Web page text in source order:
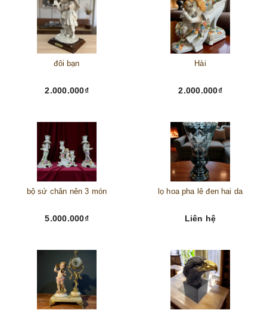
đôi bạn
2.000.000₫
Hài
2.000.000₫
bộ sứ chân nên 3 món
5.000.000₫
lọ hoa pha lê đen hai da
Liên hệ